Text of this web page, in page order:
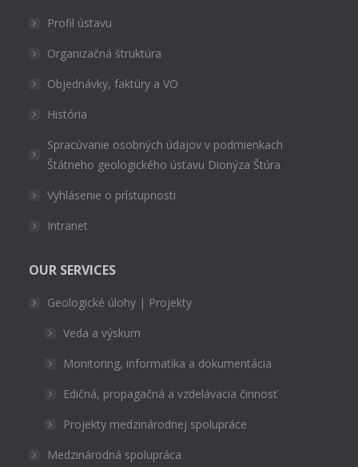
Profil ústavu
Organizačná štruktúra
Objednávky, faktúry a VO
História
Spracúvanie osobných údajov v podmienkach
Štátneho geologického ústavu Dionýza Štúra
Vyhlásenie o prístupnosti
Intranet
OUR SERVICES
Geologické úlohy | Projekty
Veda a výskum
Monitoring, informatika a dokumentácia
Edičná, propagačná a vzdelávacia činnosť
Projekty medzinárodnej spolupráce
Medzinárodná spolupráca